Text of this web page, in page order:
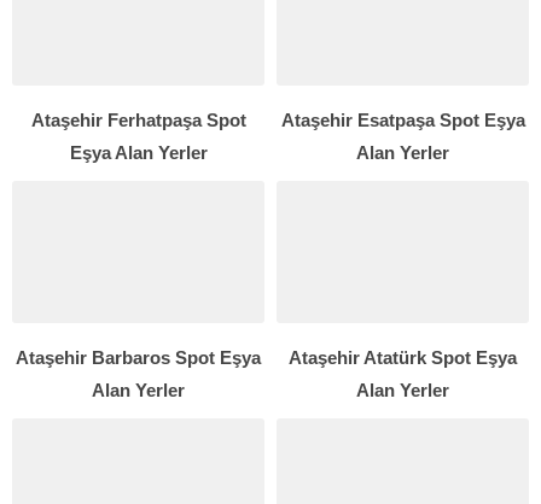
Ataşehir Ferhatpaşa Spot
Eşya Alan Yerler
Ataşehir Esatpaşa Spot Eşya
Alan Yerler
Ataşehir Barbaros Spot Eşya
Alan Yerler
Ataşehir Atatürk Spot Eşya
Alan Yerler